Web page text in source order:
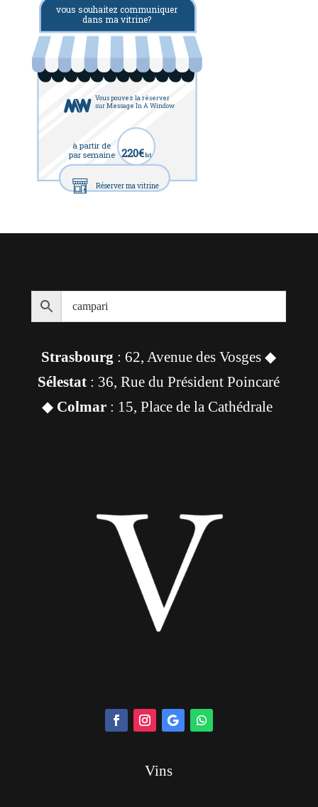
vous souhaitez communiquer
dans ma vitrine?
Vous pouvez la réserver
sur Message In A Window
à partir de
par semaine 220€ht
Réserver ma vitrine
Strasbourg : 62, Avenue des Vosges ◆
Sélestat : 36, Rue du Président Poincaré
◆ Colmar: 15, Place de la Cathédrale
Vins